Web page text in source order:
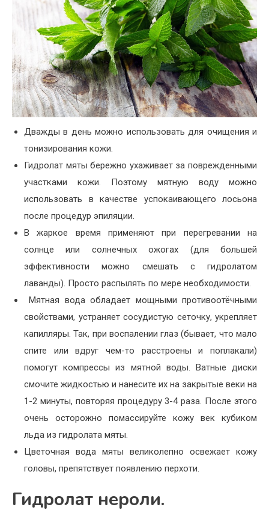
Дважды в день можно использовать для очищения и
тонизирования кожи.
Гидролат мяты бережно ухаживает за поврежденными
участками кожи. Поэтому мятную воду можно
использовать в качестве успокаивающего лосьона
после процедур эпиляции.
В жаркое время применяют при перегревании на
солнце или солнечных ожогах (для большей
эффективности можно смешать с гидролатом
лаванды). Просто распылять по мере необходимости.
Мятная вода обладает мощными противоотёчными
свойствами, устраняет сосудистую сеточку, укрепляет
капилляры. Так, при воспалении глаз (бывает, что мало
спите или вдруг чем-то расстроены и поплакали)
помогут компрессы из мятной воды. Ватные диски
смочите жидкостью и нанесите их на закрытые веки на
1-2 минуты, повторяя процедуру 3-4 раза. После этого
очень осторожно помассируйте кожу век кубиком
льда из гидролата мяты.
Цветочная вода мяты великолепно освежает кожу
головы, препятствует появлению перхоти.
Гидролат нероли.